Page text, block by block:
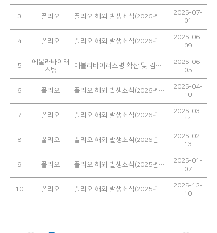
3 폴리오 폴리오 해외 발생소식(2026년 5월)
2026-07-
01
4 폴리오 폴리오 해외 발생소식(2026년 4월)
2026-06-
09
5
에볼라바이러
스병
에볼라바이러스병 확산 및 감염 예방을 위한 안내
2026-06-
05
6 폴리오 폴리오 해외 발생소식(2026년 3월)
2026-04-
10
7 폴리오 폴리오 해외 발생소식(2026년 2월)
2026-03-
11
8 폴리오 폴리오 해외 발생소식(2026년 1월)
2026-02-
13
9 폴리오 폴리오 해외 발생소식(2025년 12월)
2026-01-
07
10 폴리오 폴리오 해외 발생소식(2025년 11월)
2025-12-
10